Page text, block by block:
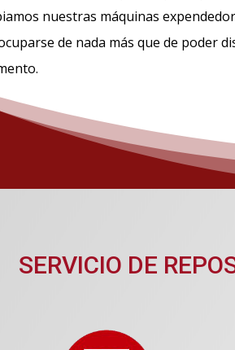
nuestras máquinas
de nada más que de poder
SERVICIO DE